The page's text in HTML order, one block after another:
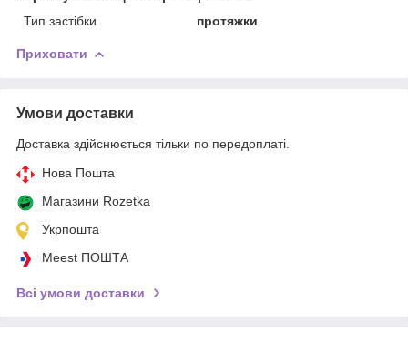
Тип застібки
протяжки
Приховати
Умови доставки
Доставка здійснюється тільки по передоплаті.
Нова Пошта
Магазини Rozetka
Укрпошта
Meest ПОШТА
Всі умови доставки